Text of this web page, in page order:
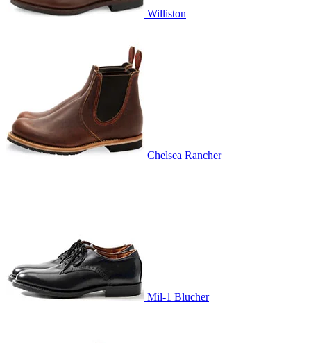
Williston
Chelsea Rancher
Mil-1 Blucher